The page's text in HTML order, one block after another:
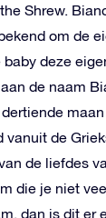
Shrew.
om de
deze
de naam
vanuit de
de liefdes
die je niet
dan is dit er